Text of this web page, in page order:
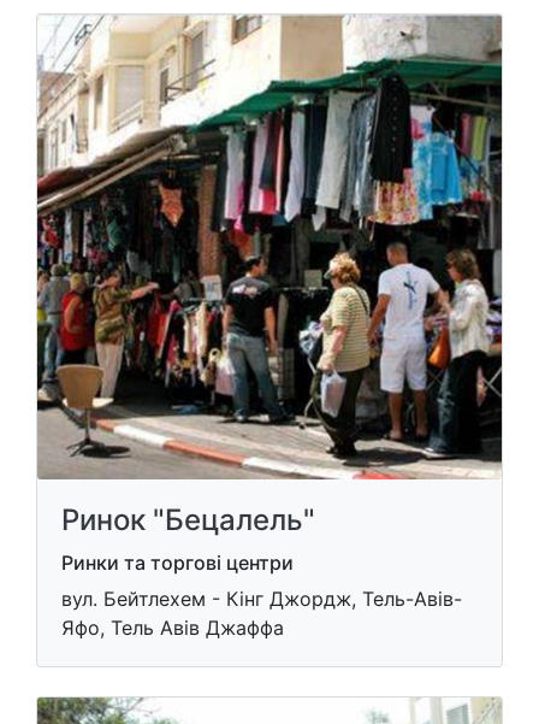
Ринок "Бецалель"
Ринки та торгові центри
вул. Бейтлехем - Кінг Джордж, Тель-Авів-
Яфо, Тель Авів Джаффа